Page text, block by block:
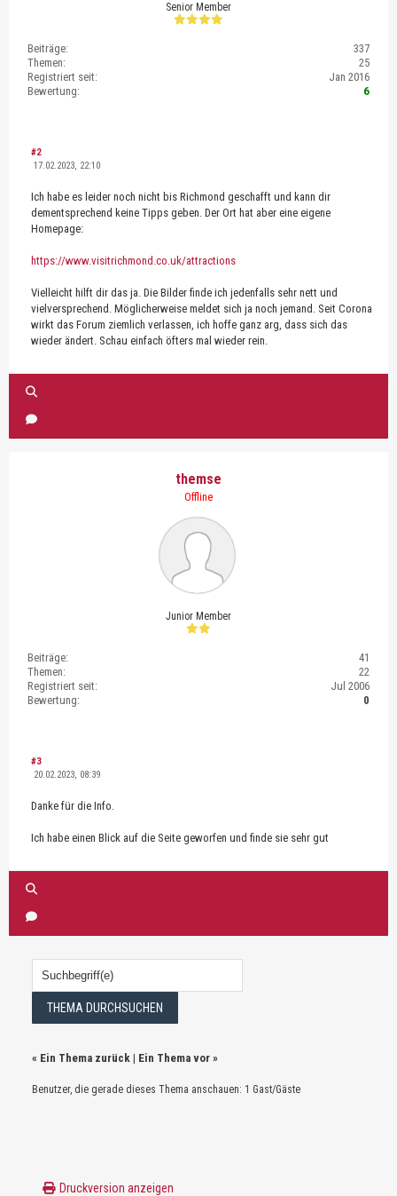
Senior Member
Beiträge:
337
Themen:
25
Registriert seit:
Jan 2016
Bewertung:
6
#2
17.02.2023, 22:10
Ich habe es leider noch nicht bis Richmond geschafft und kann dir
dementsprechend keine Tipps geben. Der Ort hat aber eine eigene
Homepage:
https://www.visitrichmond.co.uk/attractions
Vielleicht hilft dir das ja. Die Bilder finde ich jedenfalls sehr nett und
vielversprechend. Möglicherweise meldet sich ja noch jemand. Seit Corona
wirkt das Forum ziemlich verlassen, ich hoffe ganz arg, dass sich das
wieder ändert. Schau einfach öfters mal wieder rein.
themse
Offline
Junior Member
Beiträge:
41
Themen:
22
Registriert seit:
Jul 2006
Bewertung:
0
#3
20.02.2023, 08:39
Danke für die Info.
Ich habe einen Blick auf die Seite geworfen und finde sie sehr gut
« Ein Thema zurück | Ein Thema vor »
Benutzer, die gerade dieses Thema anschauen: 1 Gast/Gäste
Druckversion anzeigen